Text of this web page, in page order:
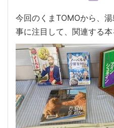
今回のくまTOMOから、
事に注目して、関連する本